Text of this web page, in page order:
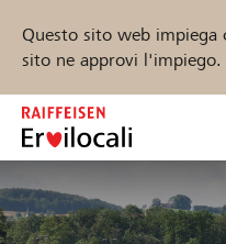
Questo sito web impiega
sito ne approvi l'impiego.
Zum
Inhalt
springen